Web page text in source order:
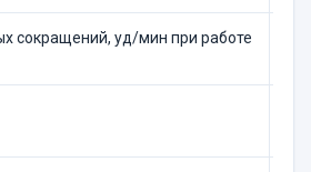
сокращений, уд/мин при работе